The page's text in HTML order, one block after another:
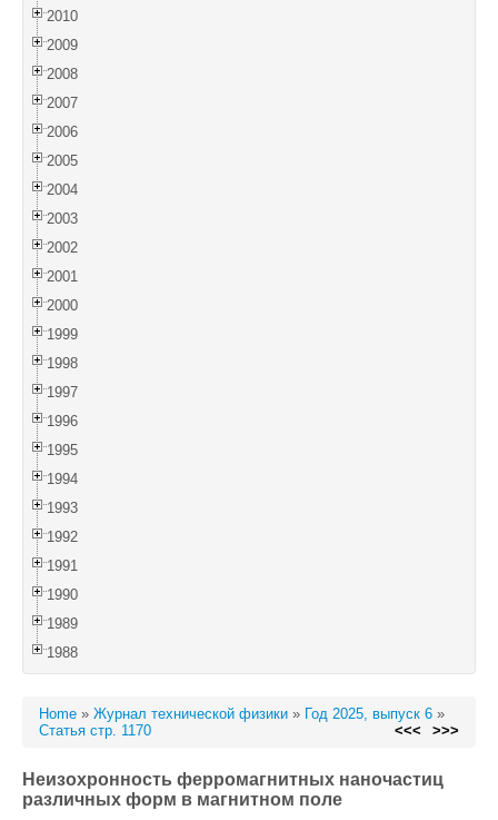
2010
2009
2008
2007
2006
2005
2004
2003
2002
2001
2000
1999
1998
1997
1996
1995
1994
1993
1992
1991
1990
1989
1988
Home » Журнал технической физики » Год 2025, выпуск 6 »
Статья стр. 1170
<<< >>>
Неизохронность ферромагнитных наночастиц
различных форм в магнитном поле